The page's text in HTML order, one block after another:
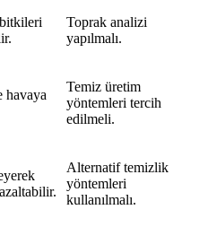
Toprak analizi
yapılmalı.
havaya
Temiz üretim
yöntemleri tercih
edilmeli.
Alternatif temizlik
yöntemleri
kullanılmalı.